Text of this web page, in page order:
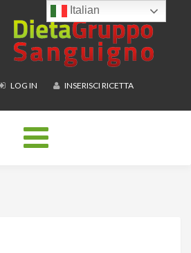
LOG IN INSERISCI RICETTA
Toggle
navigation
Italian